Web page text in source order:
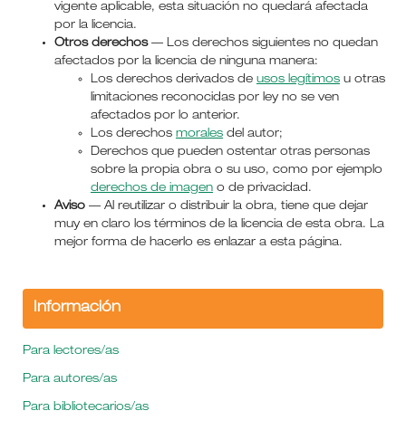
vigente aplicable, esta situación no quedará afectada
por la licencia.
Otros derechos— Los derechos siguientes no quedan
afectados por la licencia de ninguna manera:
Los derechos derivados de usos legítimosu otras
limitaciones reconocidas por ley no se ven
afectados por lo anterior.
Los derechos moralesdel autor;
Derechos que pueden ostentar otras personas
sobre la propia obra o su uso, como por ejemplo
derechos de imageno de privacidad.
Aviso— Al reutilizar o distribuir la obra, tiene que dejar
muy en claro los términos de la licencia de esta obra. La
mejor forma de hacerlo es enlazar a esta página.
Información
Para lectores/as
Para autores/as
Para bibliotecarios/as